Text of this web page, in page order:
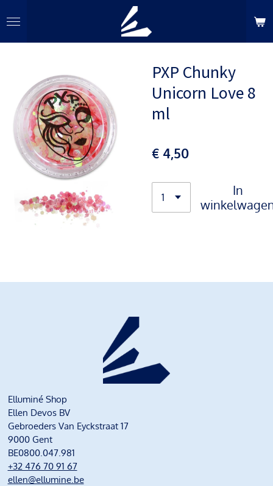
direct
naar
PXP Chunky
Unicorn Love 8
ml
€ 4,50
In
Elluminé Shop
Ellen Devos BV
Gebroeders Van Eyckstraat 17
9000 Gent
BE0800.047.981
+32 476 70 91 67
ellen@ellumine.be